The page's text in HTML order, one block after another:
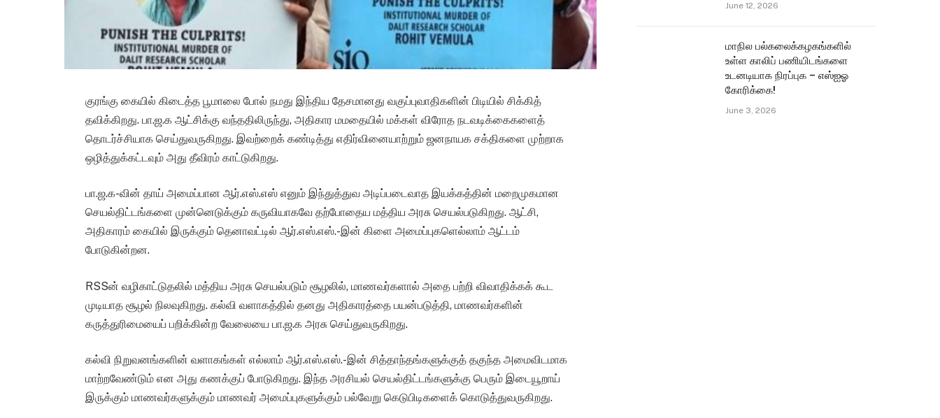
குரங்கு கையில் கிடைத்த பூமாலை போல் நமது இந்திய தேசமானது வகுப்புவாதிகளின் பிடியில் சிக்கித்
தவிக்கிறது. பா.ஜ.க ஆட்சிக்கு வந்ததிலிருந்து, அதிகார மமதையில் மக்கள் விரோத நடவடிக்கைகளைத்
தொடர்ச்சியாக செய்துவருகிறது. இவற்றைக் கண்டித்து எதிர்வினையாற்றும் ஜனநாயக சக்திகளை முற்றாக
ஒழித்துக்கட்டவும் அது தீவிரம் காட்டுகிறது.
பா.ஜ.க-வின் தாய் அமைப்பான ஆர்.எஸ்.எஸ் எனும் இந்துத்துவ அடிப்படைவாத இயக்கத்தின் மறைமுகமான
செயல்திட்டங்களை முன்னெடுக்கும் கருவியாகவே தற்போதைய மத்திய அரசு செயல்படுகிறது. ஆட்சி,
அதிகாரம் கையில் இருக்கும் தெனாவட்டில் ஆர்.எஸ்.எஸ்.-இன் கிளை அமைப்புகளெல்லாம் ஆட்டம்
போடுகின்றன.
RSSன் வழிகாட்டுதலில் மத்திய அரசு செயல்படும் சூழலில், மாணவர்களால் அதை பற்றி விவாதிக்கக் கூட
முடியாத சூழல் நிலவுகிறது. கல்வி வளாகத்தில் தனது அதிகாரத்தை பயன்படுத்தி, மாணவர்களின்
கருத்துரிமையைப் பறிக்கின்ற வேலையை பா.ஜ.க அரசு செய்துவருகிறது.
கல்வி நிறுவனங்களின் வளாகங்கள் எல்லாம் ஆர்.எஸ்.எஸ்.-இன் சித்தாந்தங்களுக்குத் தகுந்த அமைவிடமாக
மாற்றவேண்டும் என அது கணக்குப் போடுகிறது. இந்த அரசியல் செயல்திட்டங்களுக்கு பெரும் இடையூறாய்
இருக்கும் மாணவர்களுக்கும் மாணவர் அமைப்புகளுக்கும் பல்வேறு கெடுபிடிகளைக் கொடுத்துவருகிறது.
June 12, 2026
மாநில பல்கலைக்கழகங்களில்
உள்ள காலிப் பணியிடங்களை
உடனடியாக நிரப்புக – எஸ்ஐஓ
கோரிக்கை!
June 3, 2026